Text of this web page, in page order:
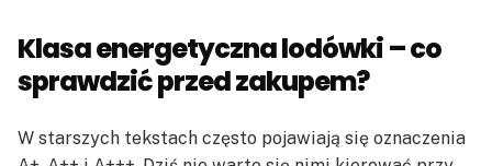
Klasa energetyczna lodówki – co
sprawdzić przed zakupem?
W starszych tekstach często pojawiają się oznaczenia